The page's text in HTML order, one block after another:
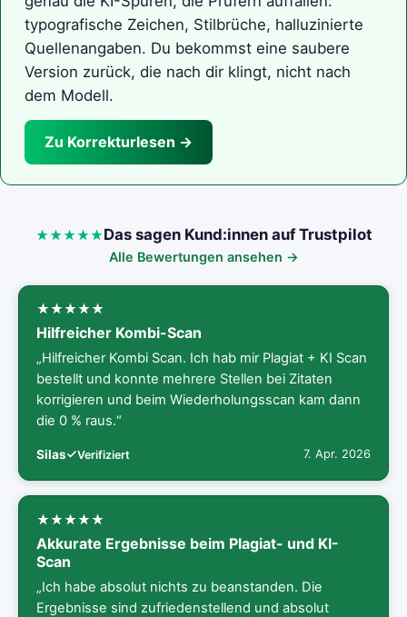
typografische Zeichen, Stilbrüche, halluzinierte
Quellenangaben. Du bekommst eine saubere
Version zurück, die nach dir klingt, nicht nach
dem Modell.
Zu Korrekturlesen →
Das sagen Kund:innen auf Trustpilot
Alle Bewertungen ansehen →
Hilfreicher Kombi-Scan
„Hilfreicher Kombi Scan. Ich hab mir Plagiat + KI Scan
bestellt und konnte mehrere Stellen bei Zitaten
korrigieren und beim Wiederholungsscan kam dann
die 0 % raus.“
Silas Verifiziert 7. Apr. 2026
Akkurate Ergebnisse beim Plagiat- und KI-
Scan
„Ich habe absolut nichts zu beanstanden. Die
Ergebnisse sind zufriedenstellend und absolut